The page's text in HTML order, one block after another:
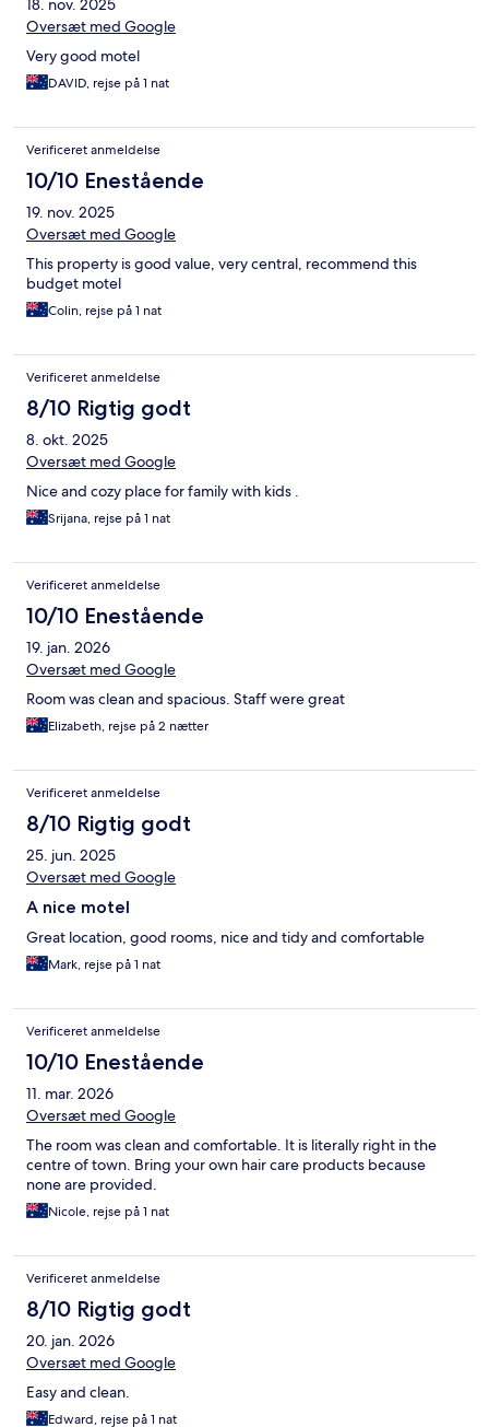
18. nov. 2025
Oversæt med Google
Very good motel
DAVID, rejse på 1 nat
Verificeret anmeldelse
10/10 Enestående
19. nov. 2025
Oversæt med Google
This property is good value, very central, recommend this
budget motel
Colin, rejse på 1 nat
Verificeret anmeldelse
8/10 Rigtig godt
8. okt. 2025
Oversæt med Google
Nice and cozy place for family with kids .
Srijana, rejse på 1 nat
Verificeret anmeldelse
10/10 Enestående
19. jan. 2026
Oversæt med Google
Room was clean and spacious. Staff were great
Elizabeth, rejse på 2 nætter
Verificeret anmeldelse
8/10 Rigtig godt
25. jun. 2025
Oversæt med Google
A nice motel
Great location, good rooms, nice and tidy and comfortable
Mark, rejse på 1 nat
Verificeret anmeldelse
10/10 Enestående
11. mar. 2026
Oversæt med Google
The room was clean and comfortable. It is literally right in the
centre of town. Bring your own hair care products because
none are provided.
Nicole, rejse på 1 nat
Verificeret anmeldelse
8/10 Rigtig godt
20. jan. 2026
Oversæt med Google
Easy and clean.
Edward, rejse på 1 nat